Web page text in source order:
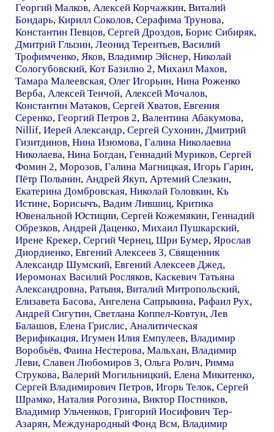
Георгий Малков, Алексей Корчажкин, Виталий
Бондарь, Кирилл Соколов, Серафима Трунова,
Константин Певцов, Сергей Дроздов, Борис Сибиряк,
Дмитрий Глызин, Леонид Терентьев, Василий
Трофимченко, Яков, Владимир Эйснер, Николай
Сологубовский, Кот Базилио 2, Михаил Махов,
Тамара Малеевская, Олег Игорьин, Нина Роженко
Верба, Алексей Тенчой, Алексей Мочалов,
Константин Матаков, Сергей Хватов, Евгения
Серенко, Георгий Петров 2, Валентина Абакумова,
Nillif, Иерей Александр, Сергей Сухонин, Дмитрий
Гизитдинов, Нина Изюмова, Галина Николаевна
Николаева, Нина Богдан, Геннадий Муриков, Сергей
Фомин 2, Морозов, Галина Магницкая, Игорь Гарин,
Пётр Полынин, Андрей Якуп, Артемий Слезкин,
Екатерина Домбровская, Николай Головкин, Къ
Истине, Борисычъ, Вадим Лившиц, Критика
Ювенальной Юстиции, Сергей Кожемякин, Геннадий
Обрезков, Андрей Даценко, Михаил Пушкарский,
Ирене Крекер, Сергий Чернец, Шри Бумер, Ярослав
Диордиенко, Евгений Алексеев 3, Священник
Александр Шумский, Евгений Алексеев Джед,
Иеромонах Василий Росляков, Каскевич Татьяна
Александровна, Ратыня, Виталий Митропольский,
Елизавета Басова, Ангелена Сапрыкина, Рафаил Рух,
Андрей Сигутин, Светлана Коппел-Ковтун, Лев
Балашов, Елена Грислис, Аналитическая
Верификация, Игумен Илия Емпулеев, Владимир
Воробьёв, Фаина Нестерова, Мальхан, Владимир
Леви, Славен Любомиров 3, Ольга Ролич, Римма
Струкова, Валерий Могильницкий, Елена Микитенко,
Сергей Владимирович Петров, Игорь Телок, Сергей
Шрамко, Наталия Рогозина, Виктор Постников,
Владимир Ульченков, Григорий Иосифович Тер-
Азарян, Международный Фонд Всм, Владимир